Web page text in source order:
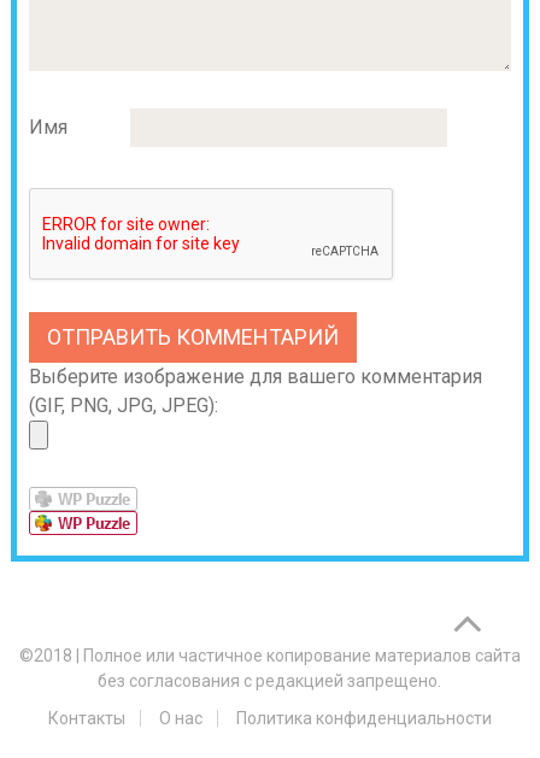
Имя
Выберите изображение для вашего комментария
(GIF, PNG, JPG, JPEG):
©2018
Полное или частичное копирование материалов сайта
без согласования с редакцией запрещено.
Контакты
О нас Политика конфиденциальности